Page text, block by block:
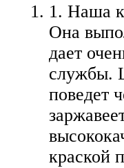
1. Наша
Она
дает
службы.
поведет
краской